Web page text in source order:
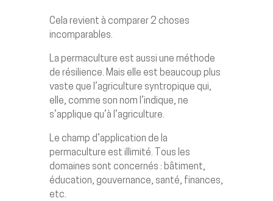
Cela revient à comparer 2 choses
incomparables.
La permaculture est aussi une méthode
de résilience. Mais elle est beaucoup plus
vaste que l’agriculture syntropique qui,
elle, comme son nom l’indique, ne
s’applique qu’à l’agriculture.
Le champ d’application de la
permaculture est illimité. Tous les
domaines sont concernés : bâtiment,
éducation, gouvernance, santé, finances,
etc.